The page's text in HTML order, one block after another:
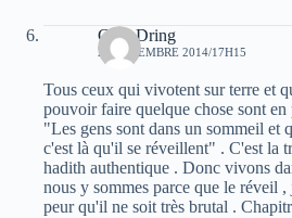
Guel Dring
22 DÉCEMBRE 2014/17H15
Tous ceux qui vivotent sur terre et
pouvoir faire quelque chose sont
"Les gens sont dans un sommeil et
c'est là qu'il se réveillent" . C'est la
hadith authentique . Donc vivons
nous y sommes parce que le réveil
peur qu'il ne soit très brutal .